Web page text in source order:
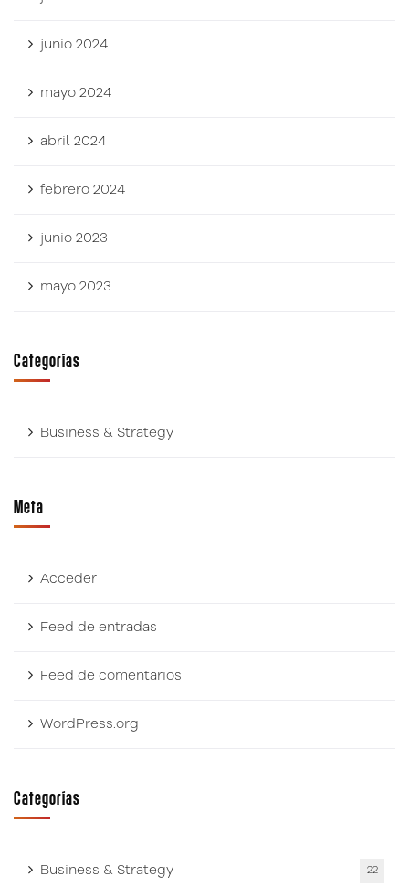
junio 2024
mayo 2024
abril 2024
febrero 2024
junio 2023
mayo 2023
Categorías
Business & Strategy
Meta
Acceder
Feed de entradas
Feed de comentarios
WordPress.org
Categorías
Business & Strategy 22